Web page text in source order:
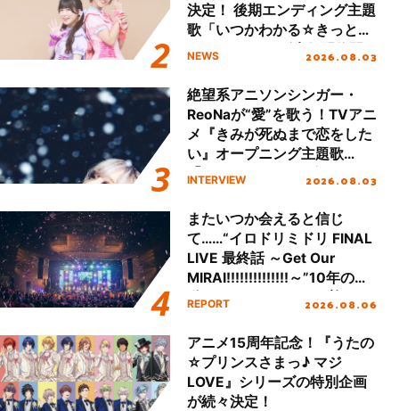
決定！ 後期エンディング主題
歌「いつかわかる☆きっとあ
える」TVサイズ先行配信開
NEWS 2026.08.03
絶望系アニソンシンガー・
ReoNaが“愛”を歌う！TVアニ
メ『きみが死ぬまで恋をした
い』オープニング主題歌
「Amore」インタビュー
INTERVIEW 2026.08.03
またいつか会えると信じ
て……“イロドリミドリ FINAL
LIVE 最終話 ～Get Our
MIRAI!!!!!!!!!!!!!!～”10年の活
動を経てファイナルを迎える
REPORT 2026.08.06
アニメ15周年記念！『うたの
☆プリンスさまっ♪ マジ
LOVE』シリーズの特別企画
が続々決定！